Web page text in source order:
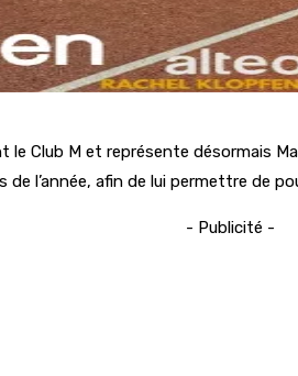
Club M et représente désormais
l’année, afin de lui permettre de
- Publicité -